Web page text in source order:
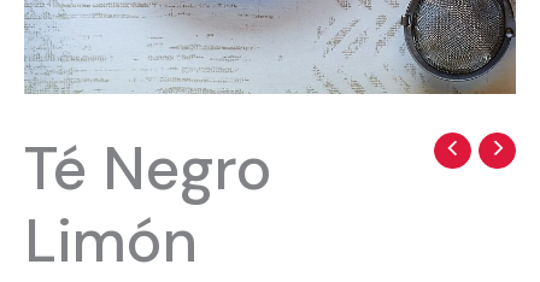
Té Negro
Limón
Rango
Té
Negro
Limón
cantidad